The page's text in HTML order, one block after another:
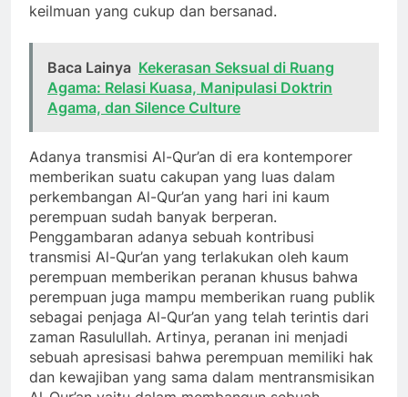
keilmuan yang cukup dan bersanad.
Baca Lainya Kekerasan Seksual di Ruang
Agama: Relasi Kuasa, Manipulasi Doktrin
Agama, dan Silence Culture
Adanya transmisi Al-Qur’an di era kontemporer
memberikan suatu cakupan yang luas dalam
perkembangan Al-Qur’an yang hari ini kaum
perempuan sudah banyak berperan.
Penggambaran adanya sebuah kontribusi
transmisi Al-Qur’an yang terlakukan oleh kaum
perempuan memberikan peranan khusus bahwa
perempuan juga mampu memberikan ruang publik
sebagai penjaga Al-Qur’an yang telah terintis dari
zaman Rasulullah. Artinya, peranan ini menjadi
sebuah apresisasi bahwa perempuan memiliki hak
dan kewajiban yang sama dalam mentransmisikan